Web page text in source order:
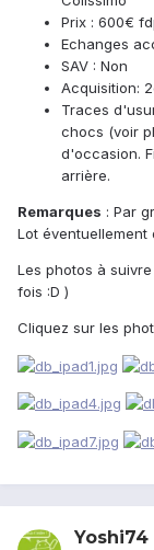
Prix : 600€
Echanges
SAV : Non
Acquisition:
Traces
chocs (voir
d'occasion.
arrière.
Remarques : Par
Lot
Les photos à
fois :D )
Cliquez sur les
Yoshi74